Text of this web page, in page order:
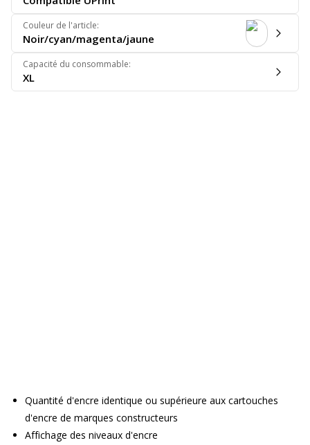
Couleur de l'article:
Noir/cyan/magenta/jaune
Capacité du consommable:
XL
Quantité d'encre identique ou supérieure aux cartouches
d'encre de marques constructeurs
Affichage des niveaux d'encre